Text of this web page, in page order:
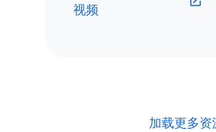
视频
加载更多资